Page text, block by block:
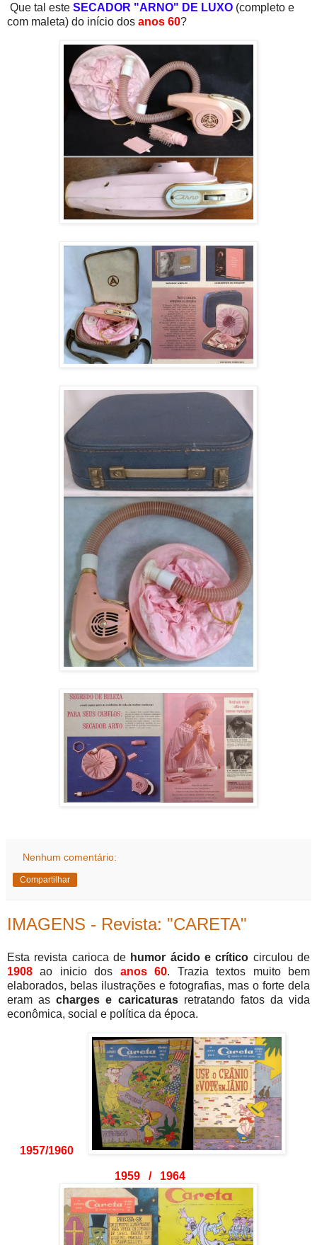
Que tal este SECADOR "ARNO" DE LUXO (completo e
com maleta) do início dos anos 60?
Nenhum comentário:
Compartilhar
IMAGENS - Revista: "CARETA"
Esta revista carioca de humor ácido e crítico circulou de
1908 ao inicio dos anos 60. Trazia textos muito bem
elaborados, belas ilustrações e fotografias, mas o forte dela
eram ascharges e caricaturasretratando fatos da vida
econômica, social e política da época.
1957/1960
1959 / 1964